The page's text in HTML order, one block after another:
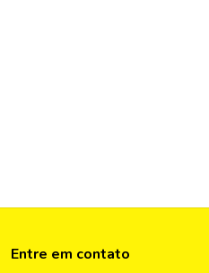
Entre em contato